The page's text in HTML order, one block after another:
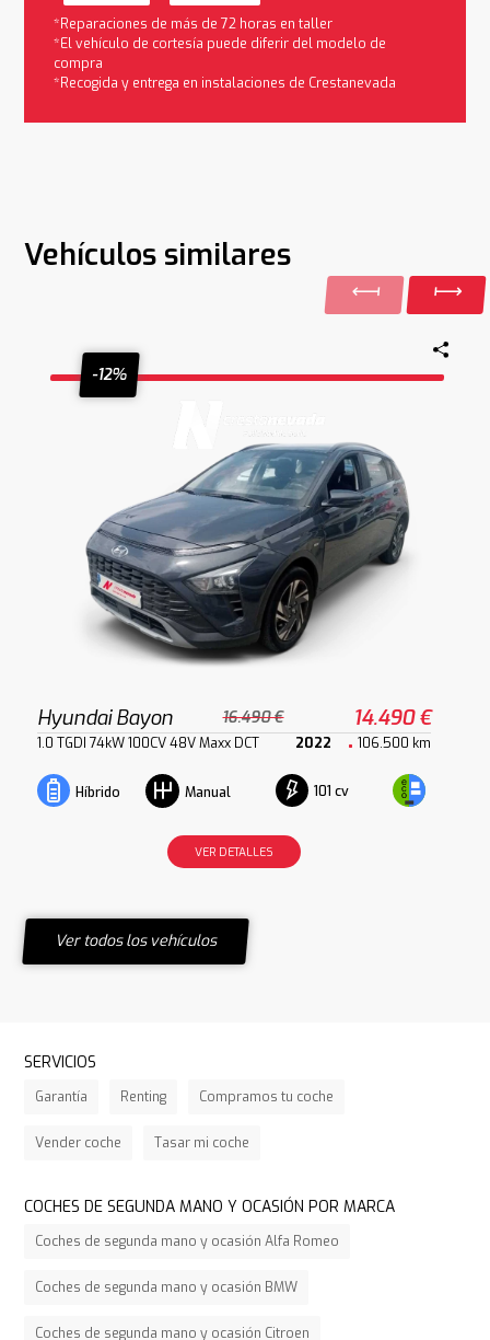
*Reparaciones de más de 72 horas en taller
*El vehículo de cortesía puede diferir del modelo de
compra
*Recogida y entrega en instalaciones de Crestanevada
Vehículos similares
-12%
Hyundai Bayon 16.490 € 14.490 €
1.0 TGDI 74kW 100CV 48V Maxx DCT 2022 106.500 km
Híbrido Manual 101 cv
VER DETALLES
Ver todos los vehículos
SERVICIOS
Garantía Renting Compramos tu coche
Vender coche Tasar mi coche
COCHES DE SEGUNDA MANO Y OCASIÓN POR MARCA
Coches de segunda mano y ocasión Alfa Romeo
Coches de segunda mano y ocasión BMW
Coches de segunda mano y ocasión Citroen